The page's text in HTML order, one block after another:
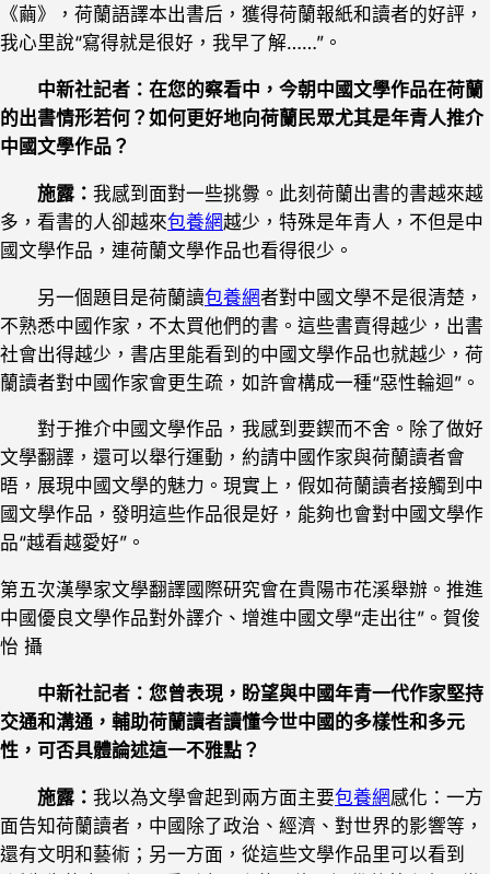
《繭》，荷蘭語譯本出書后，獲得荷蘭報紙和讀者的好評，
我心里說“寫得就是很好，我早了解……”。
中新社記者：在您的察看中，今朝中國文學作品在荷蘭
的出書情形若何？如何更好地向荷蘭民眾尤其是年青人推介
中國文學作品？
施露： 我感到面對一些挑釁。此刻荷蘭出書的書越來越
多，看書的人卻越來包養網越少，特殊是年青人，不但是中
國文學作品，連荷蘭文學作品也看得很少。
另一個題目是荷蘭讀包養網者對中國文學不是很清楚，
不熟悉中國作家，不太買他們的書。這些書賣得越少，出書
社會出得越少，書店里能看到的中國文學作品也就越少，荷
蘭讀者對中國作家會更生疏，如許會構成一種“惡性輪迴”。
對于推介中國文學作品，我感到要鍥而不舍。除了做好
文學翻譯，還可以舉行運動，約請中國作家與荷蘭讀者會
晤，展現中國文學的魅力。現實上，假如荷蘭讀者接觸到中
國文學作品，發明這些作品很是好，能夠也會對中國文學作
品“越看越愛好”。
第五次漢學家文學翻譯國際研究會在貴陽市花溪舉辦。推進
中國優良文學作品對外譯介、增進中國文學“走出往”。賀俊
怡 攝
中新社記者：您曾表現，盼望與中國年青一代作家堅持
交通和溝通，輔助荷蘭讀者讀懂今世中國的多樣性和多元
性，可否具體論述這一不雅點？
施露： 我以為文學會起到兩方面主要包養網感化：一方
面告知荷蘭讀者，中國除了政治、經濟、對世界的影響等，
還有文明和藝術；另一方面，從這些文學作品里可以看到